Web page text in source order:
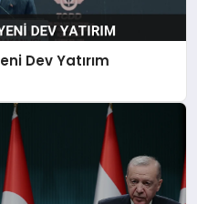
Dev Yatırım